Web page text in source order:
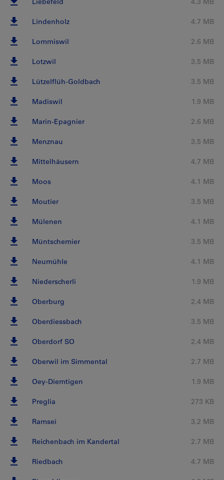
4.7 MB
Lindenholz
2.6 MB
Lommiswil
3.5 MB
Lotzwil
3.5 MB
Lützelflüh-Goldbach
1.9 MB
Madiswil
2.6 MB
Marin-Epagnier
3.5 MB
Menznau
4.7 MB
Mittelhäusern
4.1 MB
Moos
3.5 MB
Moutier
4.1 MB
Mülenen
3.5 MB
Müntschemier
4.1 MB
Neumühle
1.9 MB
Niederscherli
2.4 MB
Oberburg
3.5 MB
Oberdiessbach
2.4 MB
Oberdorf SO
2.7 MB
Oberwil im Simmental
1.9 MB
Oey-Diemtigen
273 KB
Preglia
3.2 MB
Ramsei
2.7 MB
Reichenbach im Kandertal
4.7 MB
Riedbach